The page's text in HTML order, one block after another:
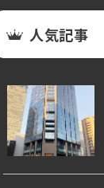
人気記事